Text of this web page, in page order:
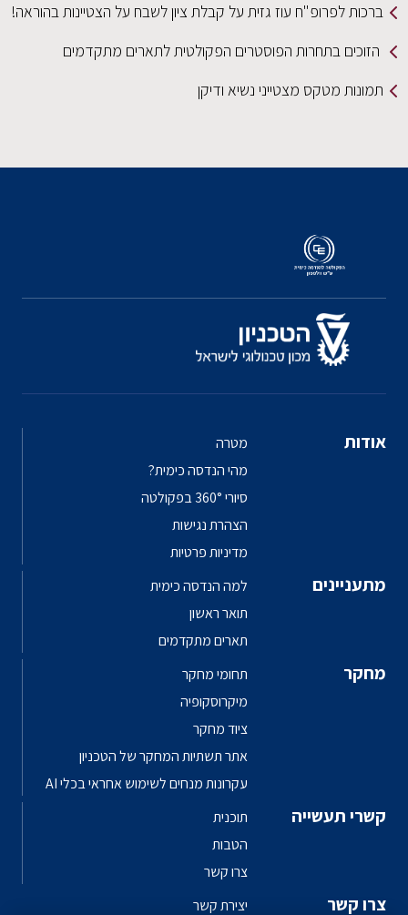
ברכות לפרופ"ח עוז גזית על קבלת ציון לשבח על הצטיינות בהוראה!
הזוכים בתחרות הפוסטרים הפקולטית לתארים מתקדמים
תמונות מטקס מצטייני נשיא ודיקן
אודות
מטרה
מהי הנדסה כימית?
סיורי 360° בפקולטה
הצהרת נגישות
מדיניות פרטיות
מתעניינים
למה הנדסה כימית
תואר ראשון
תארים מתקדמים
מחקר
תחומי מחקר
מיקרוסקופיה
ציוד מחקר
אתר תשתיות המחקר של הטכניון
עקרונות מנחים לשימוש אחראי בכלי AI
קשרי תעשייה
תוכנית
הטבות
צרו קשר
צרו קשר יצירת קשר